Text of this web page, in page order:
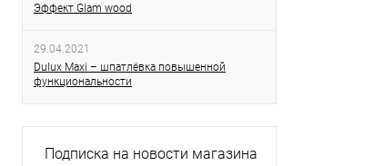
Эффект Glam wood
29.04.2021
Dulux Maxi – шпатлёвка повышенной
функциональности
Подписка на новости магазина